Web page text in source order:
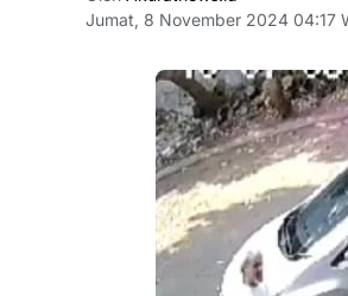
Jumat, 8 November 2024 04:17